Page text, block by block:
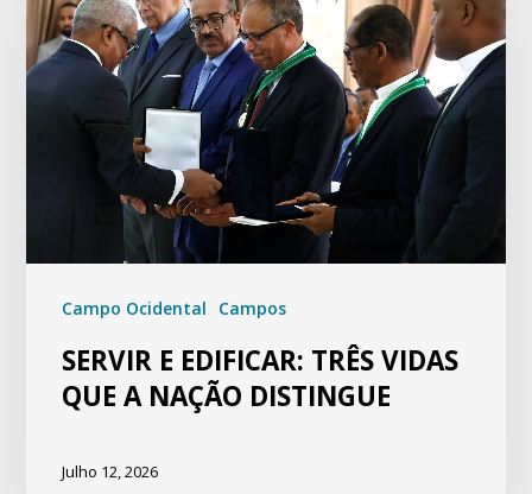
Campo Ocidental Campos
SERVIR E EDIFICAR: TRÊS VIDAS
QUE A NAÇÃO DISTINGUE
Julho 12, 2026